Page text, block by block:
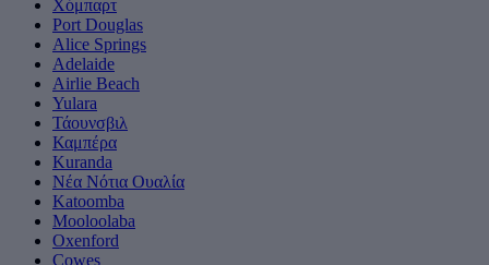
Χόμπαρτ
Port Douglas
Alice Springs
Adelaide
Airlie Beach
Yulara
Τάουνσβιλ
Καμπέρα
Kuranda
Νέα Νότια Ουαλία
Katoomba
Mooloolaba
Oxenford
Cowes